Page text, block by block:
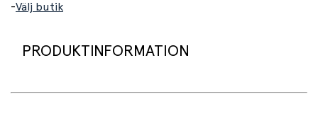
-Välj butik
PRODUKTINFORMATION